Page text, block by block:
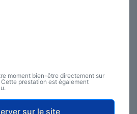
moment bien-être directement sur
prestation est également
sur le site